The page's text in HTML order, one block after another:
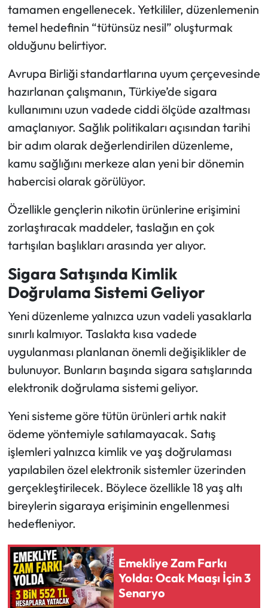
tamamen engellenecek. Yetkililer, düzenlemenin
temel hedefinin “tütünsüz nesil” oluşturmak
olduğunu belirtiyor.
Avrupa Birliği standartlarına uyum çerçevesinde
hazırlanan çalışmanın, Türkiye’de sigara
kullanımını uzun vadede ciddi ölçüde azaltması
amaçlanıyor. Sağlık politikaları açısından tarihi
bir adım olarak değerlendirilen düzenleme,
kamu sağlığını merkeze alan yeni bir dönemin
habercisi olarak görülüyor.
Özellikle gençlerin nikotin ürünlerine erişimini
zorlaştıracak maddeler, taslağın en çok
tartışılan başlıkları arasında yer alıyor.
Sigara Satışında Kimlik
Doğrulama Sistemi Geliyor
Yeni düzenleme yalnızca uzun vadeli yasaklarla
sınırlı kalmıyor. Taslakta kısa vadede
uygulanması planlanan önemli değişiklikler de
bulunuyor. Bunların başında sigara satışlarında
elektronik doğrulama sistemi geliyor.
Yeni sisteme göre tütün ürünleri artık nakit
ödeme yöntemiyle satılamayacak. Satış
işlemleri yalnızca kimlik ve yaş doğrulaması
yapılabilen özel elektronik sistemler üzerinden
gerçekleştirilecek. Böylece özellikle 18 yaş altı
bireylerin sigaraya erişiminin engellenmesi
hedefleniyor.
Emekliye Zam Farkı
Yolda: Ocak Maaşı İçin 3
Senaryo